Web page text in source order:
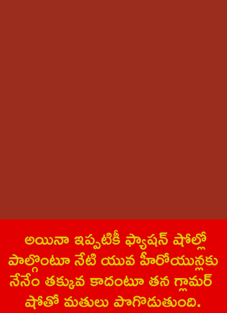
అయినా ఇప్ప‌టికీ ఫ్యాష‌న్ షోల్లో
పాల్గొంటూ నేటి యువ‌ హీరోయున్ల‌కు
నేనేం త‌క్కువ కాదంటూ త‌న గ్లామ‌ర్
షోతో మ‌తులు పొగొడుతుంది.